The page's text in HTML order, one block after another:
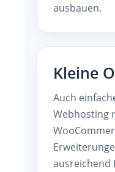
ausbauen.
Kleine
Auch
Webhosting
ausreichend